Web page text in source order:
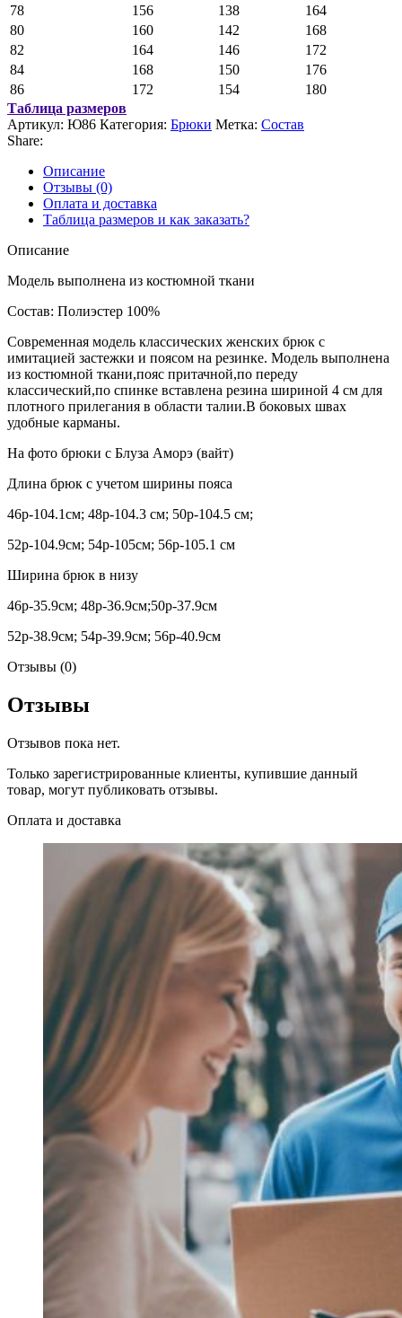
78
156 138
164
80
160 142
168
82
164 146
172
84
168 150
176
86
172 154
180
Таблица размеров
Артикул: Ю86 Категория: Брюки Метка: Состав
Share:
Описание
Отзывы (0)
Оплата и доставка
Таблица размеров и как заказать?
Описание
Модель выполнена из костюмной ткани
Состав: Полиэстер 100%
Современная модель классических женских брюк с
имитацией застежки и поясом на резинке. Модель выполнена
из костюмной ткани,пояс притачной,по переду
классический,по спинке вставлена резина шириной 4 см для
плотного прилегания в области талии.В боковых швах
удобные карманы.
На фото брюки с Блуза Аморэ (вайт)
Длина брюк с учетом ширины пояса
46р-104.1см; 48р-104.3 см; 50р-104.5 см;
52р-104.9см; 54р-105см; 56р-105.1 см
Ширина брюк в низу
46р-35.9см; 48р-36.9см;50р-37.9см
52р-38.9см; 54р-39.9см; 56р-40.9см
Отзывы (0)
Отзывы
Отзывов пока нет.
Только зарегистрированные клиенты, купившие данный
товар, могут публиковать отзывы.
Оплата и доставка